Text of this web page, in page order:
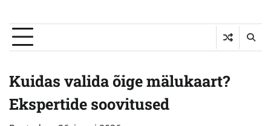
Kuidas valida õige mälukaart?
Ekspertide soovitused